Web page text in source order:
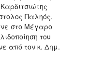
Παληός,
στο Μέγαρο
του
από τον κ. Δημ.